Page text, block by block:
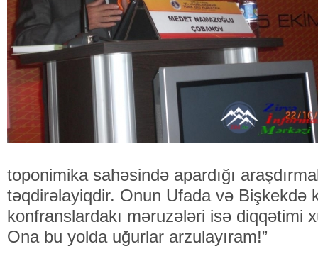
toponimika sahəsində apardığı
təqdirəlayiqdir. Onun Ufada və Bişkekdə
konfranslardakı məruzələri isə diqqətimi
Ona bu yolda uğurlar arzulayıram!”